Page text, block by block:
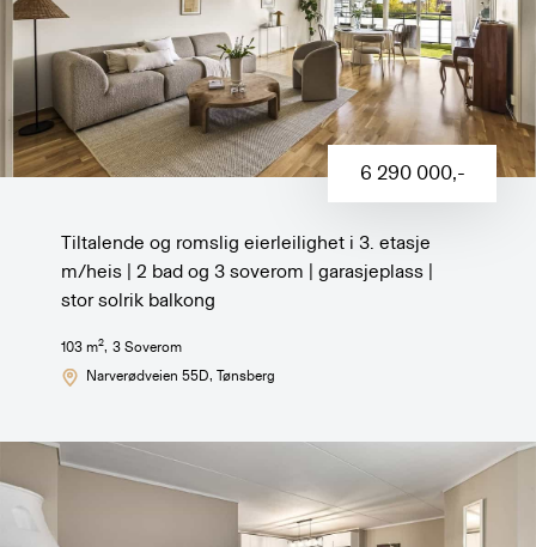
6 290 000,-
Tiltalende og romslig eierleilighet i 3. etasje
m/heis | 2 bad og 3 soverom | garasjeplass |
stor solrik balkong
103 m2, 3Soverom
Narverødveien 55D, Tønsberg